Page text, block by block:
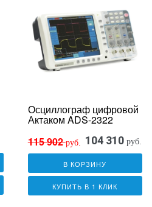
Осциллограф цифровой
Актаком ADS-2322
115 902руб. 104 310 руб.
В КОРЗИНУ
КУПИТЬ В 1 КЛИК